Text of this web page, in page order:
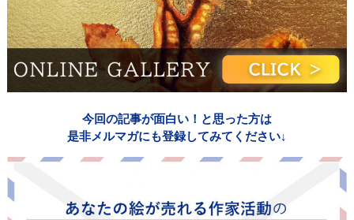
今回の記事が面白い！と思った方は
是非メルマガにも登録してみてください↓